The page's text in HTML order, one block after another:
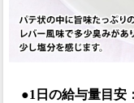
●1日の給与量目安